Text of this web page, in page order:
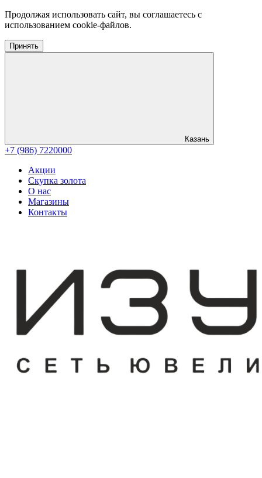
Продолжая использовать сайт, вы соглашаетесь с
использованием cookie-файлов.
Принять
Казань
+7 (986) 7220000
Акции
Скупка золота
О нас
Магазины
Контакты